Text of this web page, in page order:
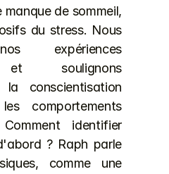
de sommeil,
du stress. Nous
expériences
et soulignons
conscientisation
comportements
identifier
? Raph parle
comme une